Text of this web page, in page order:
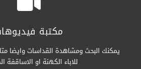
مكتبة
يمكنك البحث ومشاهدة القداسات وايضا
للاباء الكهنة او الاساقفة